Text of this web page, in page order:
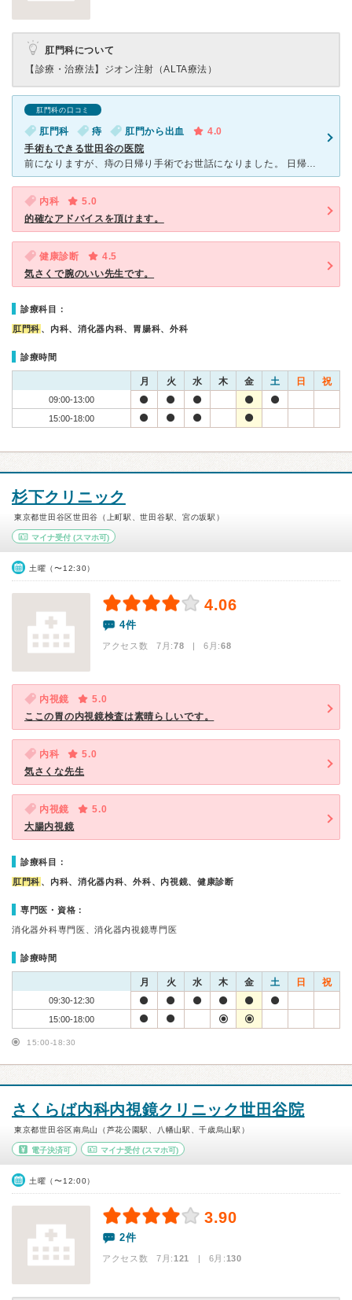
肛門科について
【診療・治療法】 ジオン注射（ALTA療法）
肛門科の口コミ
肛門科 痔 肛門から出血
4.0
手術もできる世田谷の医院
前になりますが、痔の日帰り手術でお世話になりました。 日帰りと言えどもはじめての手術が心配でしたが、麻酔の説明や手術後の説明、タクシーの手配もしてくれ、大変お世話になりました。 看護婦さんが、お母
内科
5.0
的確なアドバイスを頂けます。
健康診断
4.5
気さくで腕のいい先生です。
診療科目：
肛門科 、内科、消化器内科、胃腸科、外科
診療時間
月 火 水 木 金 土 日 祝
09:00-13:00
15:00-18:00
杉下クリニック
東京都世田谷区世田谷（上町駅、世田谷駅、宮の坂駅）
マイナ受付 (スマホ可)
土曜（〜12:30）
4.06
4件
アクセス数 7月:78 | 6月:68
内視鏡
5.0
ここの胃の内視鏡検査は素晴らしいです。
内科
5.0
気さくな先生
内視鏡
5.0
大腸内視鏡
診療科目：
肛門科 、内科、消化器内科、外科、内視鏡、健康診断
専門医・資格：
消化器外科専門医、消化器内視鏡専門医
診療時間
月 火 水 木 金 土 日 祝
09:30-12:30
15:00-18:00
15:00-18:30
さくらば内科内視鏡クリニック世田谷院
東京都世田谷区南烏山（芦花公園駅、八幡山駅、千歳烏山駅）
電子決済可 マイナ受付(スマホ可)
土曜（〜12:00）
3.90
2件
アクセス数 7月:121 | 6月:130